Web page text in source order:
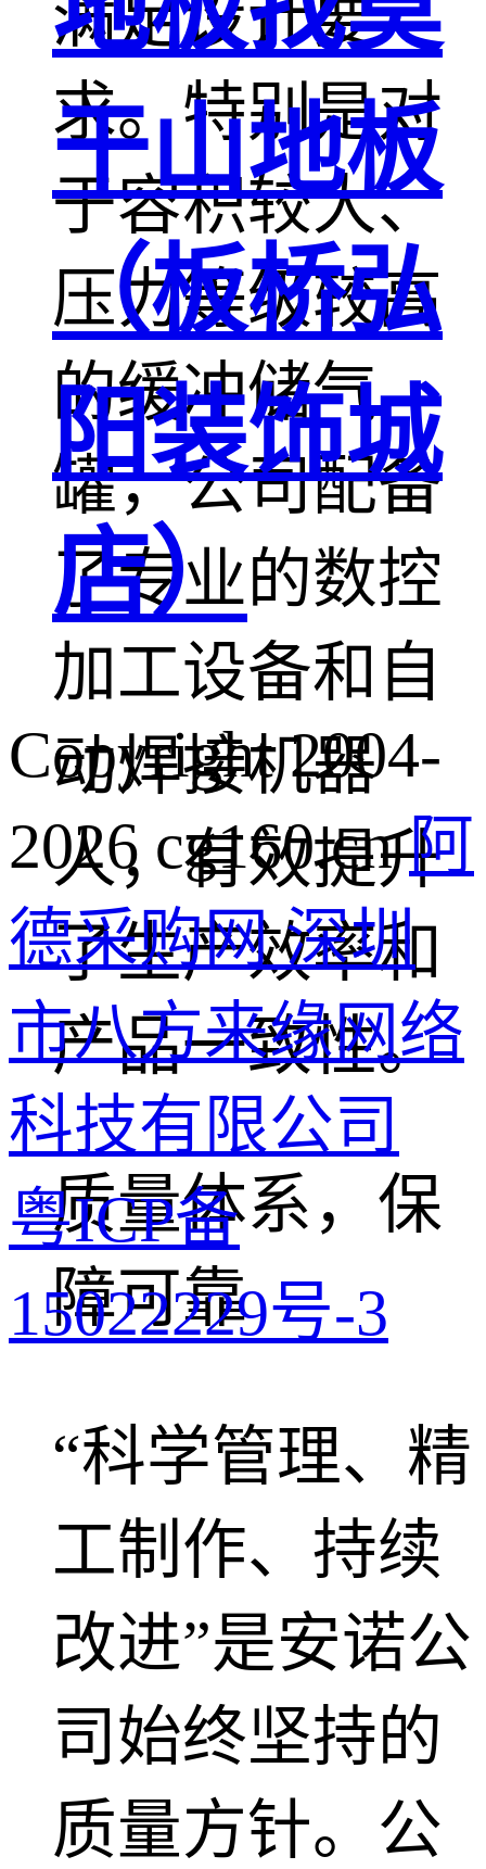
满足设计要
求。特别是对
于容积较大、
压力等级较高
的缓冲储气
罐，公司配备
了专业的数控
加工设备和自
动焊接机器
人，有效提升
了生产效率和
产品一致性。
质量体系，保
障可靠
“科学管理、精
工制作、持续
改进”是安诺公
司始终坚持的
质量方针。公
干山地板
（板桥弘
阳装饰城
店）
Copyright 2004-
2026 cg160.cn阿
德采购网 深圳
市八方来缘网络
科技有限公司
粤ICP备
15022229号-3